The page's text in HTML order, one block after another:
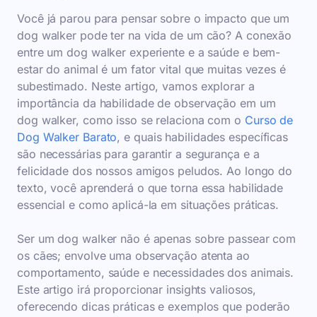
Você já parou para pensar sobre o impacto que um
dog walker pode ter na vida de um cão? A conexão
entre um dog walker experiente e a saúde e bem-
estar do animal é um fator vital que muitas vezes é
subestimado. Neste artigo, vamos explorar a
importância da habilidade de observação em um
dog walker, como isso se relaciona com o Curso de
Dog Walker Barato, e quais habilidades específicas
são necessárias para garantir a segurança e a
felicidade dos nossos amigos peludos. Ao longo do
texto, você aprenderá o que torna essa habilidade
essencial e como aplicá-la em situações práticas.
Ser um dog walker não é apenas sobre passear com
os cães; envolve uma observação atenta ao
comportamento, saúde e necessidades dos animais.
Este artigo irá proporcionar insights valiosos,
oferecendo dicas práticas e exemplos que poderão